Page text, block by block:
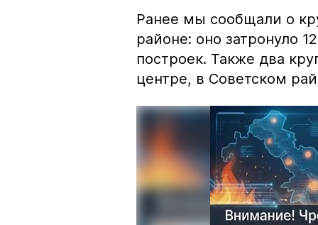
Ранее мы сообщали о
районе: оно затронуло
построек. Также два
центре, в Советском